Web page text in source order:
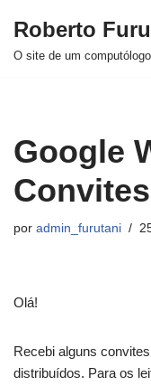
Pular
Roberto
O site de um
Google
Convites
por admin_furutani
Olá!
Recebi alguns
distribuídos. Para os